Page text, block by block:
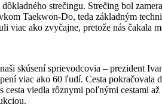
strečingu. Strečing bol
Taekwon-Do, teda základným
ako zvyčajne, pretože nás čakala
skúsení sprievodcovia – prezident
viac ako 60 ľudí. Cesta
viedla rôznymi poľnými cestami